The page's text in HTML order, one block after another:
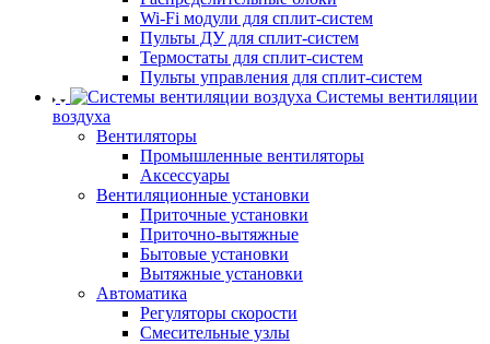
Wi-Fi модули для сплит-систем
Пульты ДУ для сплит-систем
Термостаты для сплит-систем
Пульты управления для сплит-систем
Системы вентиляции
воздуха
Вентиляторы
Промышленные вентиляторы
Аксессуары
Вентиляционные установки
Приточные установки
Приточно-вытяжные
Бытовые установки
Вытяжные установки
Автоматика
Регуляторы скорости
Смесительные узлы